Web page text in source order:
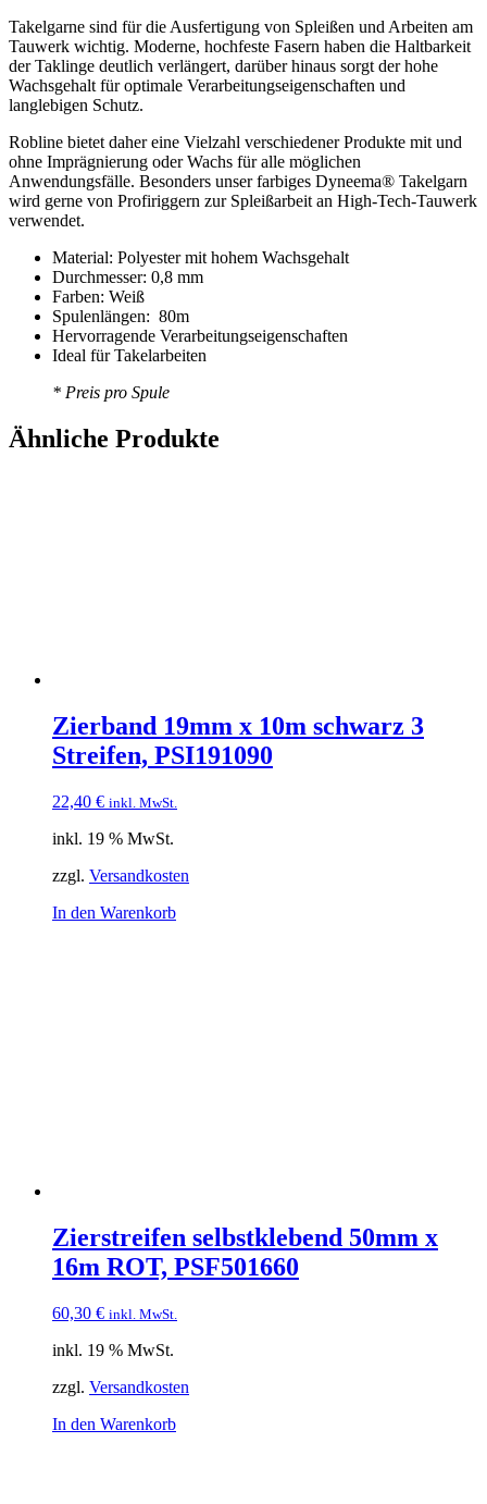
Takelgarne sind für die Ausfertigung von Spleißen und Arbeiten am
Tauwerk wichtig. Moderne, hochfeste Fasern haben die Haltbarkeit
der Taklinge deutlich verlängert, darüber hinaus sorgt der hohe
Wachsgehalt für optimale Verarbeitungseigenschaften und
langlebigen Schutz.
Robline bietet daher eine Vielzahl verschiedener Produkte mit und
ohne Imprägnierung oder Wachs für alle möglichen
Anwendungsfälle. Besonders unser farbiges Dyneema® Takelgarn
wird gerne von Profiriggern zur Spleißarbeit an High-Tech-Tauwerk
verwendet.
Material: Polyester mit hohem Wachsgehalt
Durchmesser: 0,8 mm
Farben: Weiß
Spulenlängen: 80m
Hervorragende Verarbeitungseigenschaften
Ideal für Takelarbeiten
* Preis pro Spule
Ähnliche Produkte
Zierband 19mm x 10m schwarz 3
Streifen, PSI191090
22,40 € inkl. MwSt.
inkl. 19 % MwSt.
zzgl. Versandkosten
In den Warenkorb
Zierstreifen selbstklebend 50mm x
16m ROT, PSF501660
60,30 € inkl. MwSt.
inkl. 19 % MwSt.
zzgl. Versandkosten
In den Warenkorb